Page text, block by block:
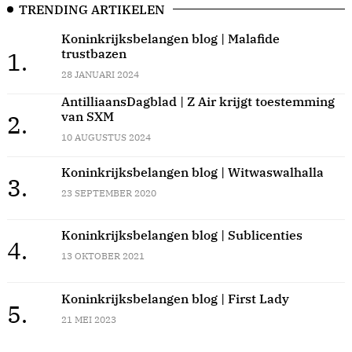
TRENDING ARTIKELEN
1.
Koninkrijksbelangen blog | Malafide
trustbazen
28 JANUARI 2024
2.
AntilliaansDagblad | Z Air krijgt toestemming
van SXM
10 AUGUSTUS 2024
3.
Koninkrijksbelangen blog | Witwaswalhalla
23 SEPTEMBER 2020
4.
Koninkrijksbelangen blog | Sublicenties
13 OKTOBER 2021
5.
Koninkrijksbelangen blog | First Lady
21 MEI 2023